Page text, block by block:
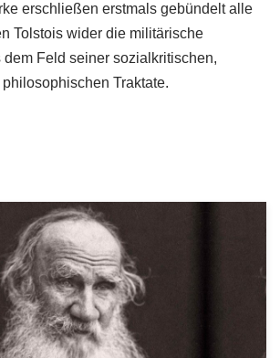
erschließen erstmals gebündelt alle
Tolstois wider die militärische
dem Feld seiner sozialkritischen,
Traktate.